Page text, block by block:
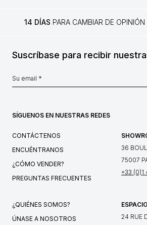
14 DÍAS PARA CAMBIAR DE OPINIÓN
Suscríbase para recibir
SÍGUENOS EN NUESTRAS REDES
CONTÁCTENOS
ENCUÉNTRANOS
¿CÓMO VENDER?
PREGUNTAS FRECUENTES
36
75007
+33 (0)1
¿QUIÉNES SOMOS?
ÚNASE A NOSOTROS
24 RUE